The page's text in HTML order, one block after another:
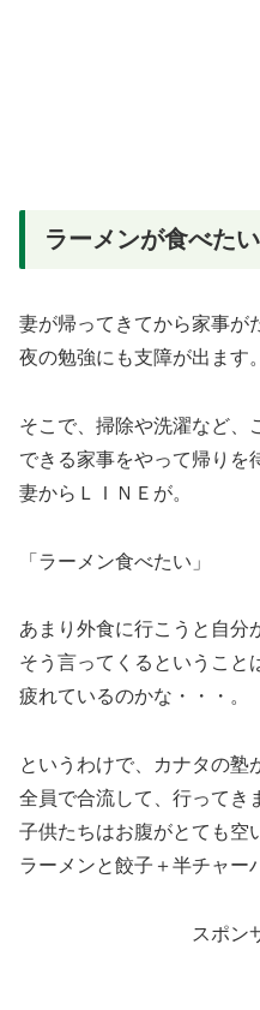
ラーメンが食べたい
妻が帰ってきてから家事が
夜の勉強にも支障が出ます。
そこで、掃除や洗濯など、
できる家事をやって帰りを
妻からＬＩＮＥが。
「ラーメン食べたい」
あまり外食に行こうと自分
そう言ってくるということ
疲れているのかな・・・。
というわけで、カナタの塾
全員で合流して、行ってき
子供たちはお腹がとても空
ラーメンと餃子＋半チャー
スポン